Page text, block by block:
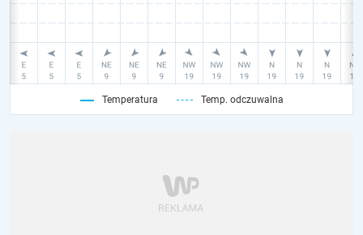
Temperatura Temp. odczuwalna